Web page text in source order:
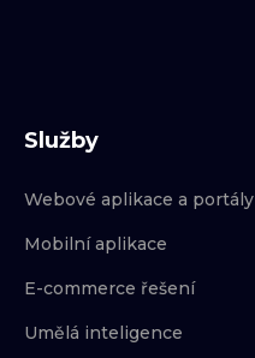
Služby
Webové aplikace a portály
Mobilní aplikace
E-commerce řešení
Umělá inteligence